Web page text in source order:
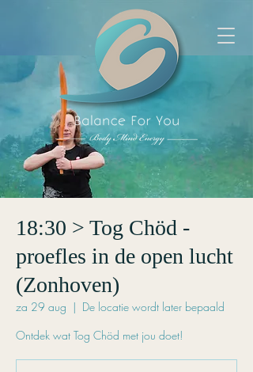
18:30 > Tog Chöd -
proefles in de open lucht
(Zonhoven)
za 29 aug
  |
De locatie wordt later bepaald
Ontdek wat Tog Chöd met jou doet!